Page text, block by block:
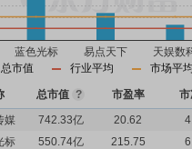
总市值 行业平均 市场平均
总市值 ? 市盈率 市
媒 742.33亿 20.62
标 550.74亿 215.75